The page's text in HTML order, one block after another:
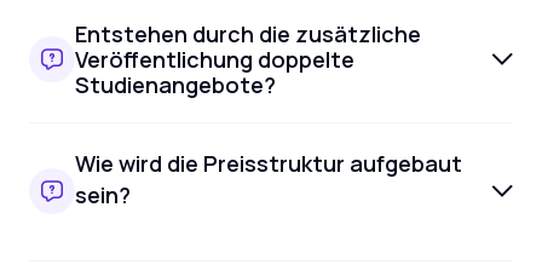
Entstehen durch die zusätzliche
Veröffentlichung doppelte
Studienangebote?
Wie wird die Preisstruktur aufgebaut
sein?